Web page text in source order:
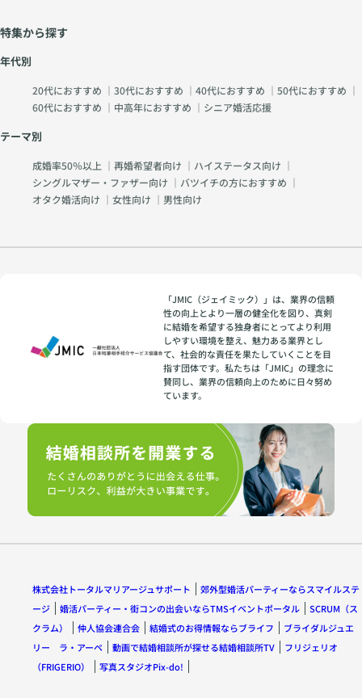
特集から探す
年代別
20代におすすめ ｜ 30代におすすめ ｜ 40代におすすめ ｜ 50代におすすめ ｜
60代におすすめ ｜ 中高年におすすめ ｜ シニア婚活応援
テーマ別
成婚率50％以上 ｜ 再婚希望者向け ｜ ハイステータス向け ｜
シングルマザー・ファザー向け ｜ バツイチの方におすすめ ｜
オタク婚活向け ｜ 女性向け ｜ 男性向け
「JMIC（ジェイミック）」は、業界の信頼
性の向上とより一層の健全化を図り、真剣
に結婚を希望する独身者にとってより利用
しやすい環境を整え、魅力ある業界とし
て、社会的な責任を果たしていくことを目
指す団体です。私たちは「JMIC」の理念に
賛同し、業界の信頼向上のために日々努め
ています。
株式会社トータルマリアージュサポート
郊外型婚活パーティーならスマイルステ
ージ
婚活パーティー・街コンの出会いならTMSイベントポータル
SCRUM（ス
クラム）
仲人協会連合会 結婚式のお得情報ならブライフ
ブライダルジュエ
リー ラ・アーペ
動画で結婚相談所が探せる結婚相談所TV
フリジェリオ
（FRIGERIO）
写真スタジオPix-do!